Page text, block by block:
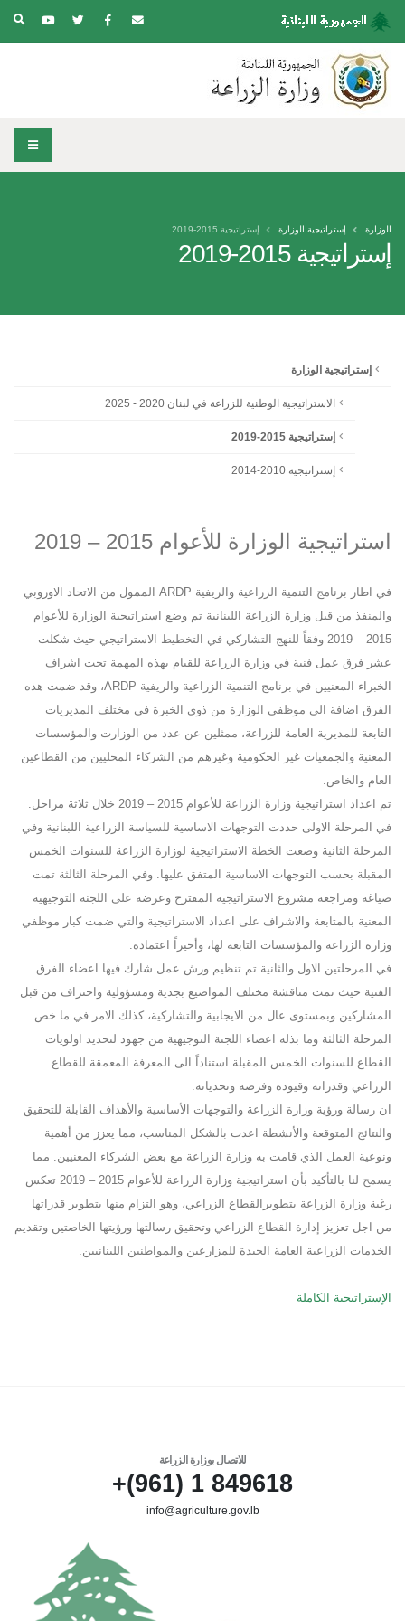
إستراتيجية 2015-2019
الوزارة إستراتيجية الوزارة إستراتيجية 2015-2019
إستراتيجية الوزارة
الاستراتيجية الوطنية للزراعة في لبنان 2020 - 2025
إستراتيجية 2015-2019
إستراتيجية 2010-2014
استراتيجية الوزارة للأعوام 2015 – 2019
في اطار برنامج التنمية الزراعية والريفية الممول من الاتحاد الاوروبي
والمنفذ من قبل وزارة الزراعة اللبنانية تم وضع استراتيجية الوزارة للأعوام
2015 – 2019 وفقاً للنهج
التشاركي في التخطيط الاستراتيجي حيث شكلت
عشر فرق عمل فنية في وزارة الزراعة للقيام بهذه المهمة تحت
اشراف
الخبراء
المعنيين في برنامج التنمية الزراعية والريفية ARDP، وقد ضمت هذه
الفرق اضافة الى موظفي الوزارة من ذوي الخبرة في مختلف
المديريات
التابعة للمديرية العامة للزراعة، ممثلين عن عدد من الوزارت والمؤسسات
المعنية والجمعيات غير الحكومية وغيرهم من الشركاء المحليين من
القطاعين
العام والخاص.
تم
اعداد استراتيجية وزارة الزراعة للأعوام 2015 – 2019 خلال ثلاثة مراحل.
في
المرحلة الاولى حددت التوجهات الاساسية للسياسة الزراعية اللبنانية وفي
المرحلة
الثانية وضعت الخطة الاستراتيجية لوزارة الزراعة للسنوات
الخمس
المقبلة بحسب التوجهات
الاساسية المتفق عليها. وفي المرحلة الثالثة تمت
صياغة ومراجعة مشروع الاستراتيجية المقترح وعرضه على اللجنة التوجيهية
المعنية بالمتابعة والاشراف على اعداد الاستراتيجية والتي ضمت كبار موظفي
وزارة الزراعة والمؤسسات
التابعة لها، وأخيراً اعتماده.
في
المرحلتين الاول والثانية تم تنظيم ورش عمل شارك فيها اعضاء الفرق
الفنية حيث تمت مناقشة مختلف المواضيع بجدية ومسؤولية واحتراف من قبل
المشاركين وبمستوى عال من الايجابية والتشاركية، كذلك الامر في ما خص
المرحلة
الثالثة وما بذله اعضاء اللجنة التوجيهية من جهود لتحديد اولويات
القطاع للسنوات الخمس المقبلة استناداً الى المعرفة المعمقة للقطاع
الزراعي وقدراته وقيوده وفرصه وتحدياته.
ان رسالة ورؤية وزارة الزراعة والتوجهات الأساسية والأهداف القابلة للتحقيق
والنتائج المتوقعة والأنشطة اعدت بالشكل المناسب، مما يعزز من أهمية
ونوعية العمل الذي قامت به وزارة الزراعة مع بعض الشركاء المعنيين. مما
يسمح لنا بالتأكيد بأن استراتيجية وزارة الزراعة للأعوام 2015 – 2019 تعكس
رغبة وزارة الزراعة بتطويرالقطاع الزراعي، وهو التزام منها بتطوير قدراتها
من اجل تعزيز إدارة القطاع الزراعي وتحقيق رسالتها ورؤيتها الخاصتين وتقديم
الخدمات الزراعية العامة الجيدة للمزارعين والمواطنين اللبنانيين.
الإستراتيجية الكاملة
للاتصال بوزارة الزراعة
849618 1 (961)+
info@agriculture.gov.lb